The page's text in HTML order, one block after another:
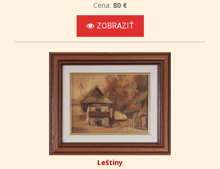
Cena: 80 €
ZOBRAZIŤ
Leštiny